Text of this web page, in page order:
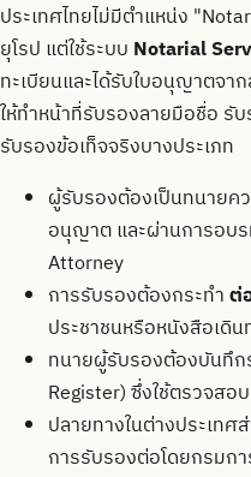
ประเทศไทยไม่มีตำแหน่ง
ยุโรป แต่ใช้ระบบ Notarial
ทะเบียนและได้รับใบอนุญาตจ
ให้ทำหน้าที่รับรองลายมือชื่อ รั
รับรองข้อเท็จจริงบางประเภท
ผู้รับรองต้องเป็นทนายค
อนุญาต และผ่านการอบ
Attorney
การรับรองต้องกระทำต่
ประชาชนหรือหนังสือเดิ
ทนายผู้รับรองต้องบันทึก
Register) ซึ่งใช้ตรวจสอ
ปลายทางในต่างประเท
การรับรองต่อโดยกรมก